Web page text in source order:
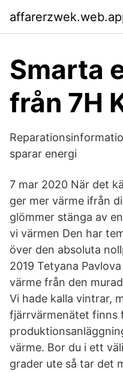
Smarta
från 7H
sparar energi
7 mar 2020 När det
ger mer värme ifrån
glömmer stänga av
vi värmen Den har
över den absoluta
2019 Tetyana
värme från den
Vi hade kalla vintrar,
fjärrvärmenätet finns
värme. Bor du i ett
grader ute så tar det